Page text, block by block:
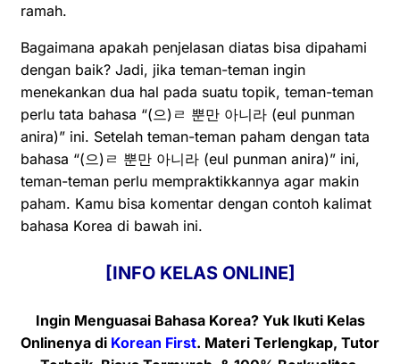
ramah.
Bagaimana apakah penjelasan diatas bisa dipahami
dengan baik? Jadi, jika teman-teman ingin
menekankan dua hal pada suatu topik, teman-teman
perlu tata bahasa “(으)ㄹ 뿐만 아니라 (eul punman
anira)” ini. Setelah teman-teman paham dengan tata
bahasa “(으)ㄹ 뿐만 아니라 (eul punman anira)” ini,
teman-teman perlu mempraktikkannya agar makin
paham. Kamu bisa komentar dengan contoh kalimat
bahasa Korea di bawah ini.
[INFO KELAS ONLINE]
Ingin Menguasai Bahasa Korea? Yuk Ikuti Kelas
Onlinenya di Korean First. Materi Terlengkap, Tutor